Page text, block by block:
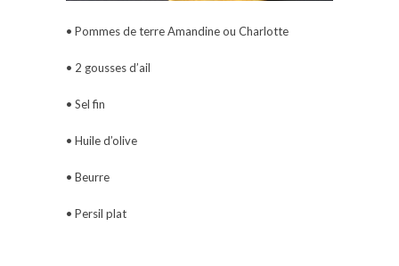
• Pommes de terre Amandine ou Charlotte
• 2 gousses d’ail
• Sel fin
• Huile d’olive
• Beurre
• Persil plat